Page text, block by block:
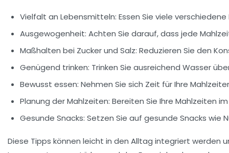
Vielfalt an Lebensmitteln: Essen Sie viele
Ausgewogenheit: Achten Sie darauf, dass jede
Maßhalten bei Zucker und Salz: Reduzieren Sie den
Genügend trinken: Trinken Sie ausreichend Wasser
Bewusst essen: Nehmen Sie sich Zeit für Ihre
Planung der Mahlzeiten: Bereiten Sie Ihre Mahlzeiten
Gesunde Snacks: Setzen Sie auf gesunde Snacks wie
Diese Tipps können leicht in den Alltag integriert werden